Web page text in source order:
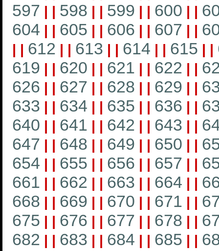
597 | | 598 | | 599 | | 600 | |
604 | | 605 | | 606 | | 607 | |
| | 612 | | 613 | | 614 | | 615 | |
619 | | 620 | | 621 | | 622 | |
626 | | 627 | | 628 | | 629 | |
633 | | 634 | | 635 | | 636 | |
640 | | 641 | | 642 | | 643 | |
647 | | 648 | | 649 | | 650 | |
654 | | 655 | | 656 | | 657 | |
661 | | 662 | | 663 | | 664 | |
668 | | 669 | | 670 | | 671 | |
675 | | 676 | | 677 | | 678 | |
682 | | 683 | | 684 | | 685 | |